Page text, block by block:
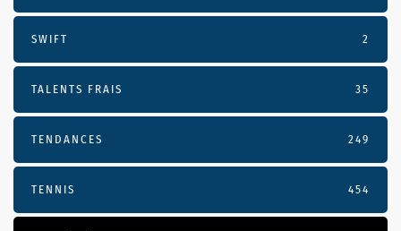
SWIFT 2
TALENTS FRAIS 35
TENDANCES 249
TENNIS 454